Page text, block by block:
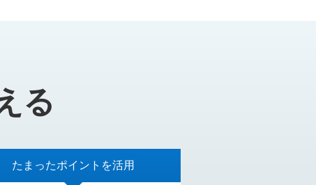
る
たまったポイントを活用